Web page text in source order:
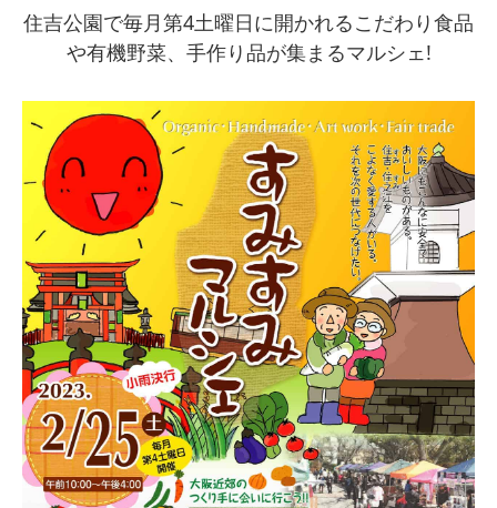
住吉公園で毎月第4土曜日に開かれるこだわり食品
や有機野菜、手作り品が集まるマルシェ!